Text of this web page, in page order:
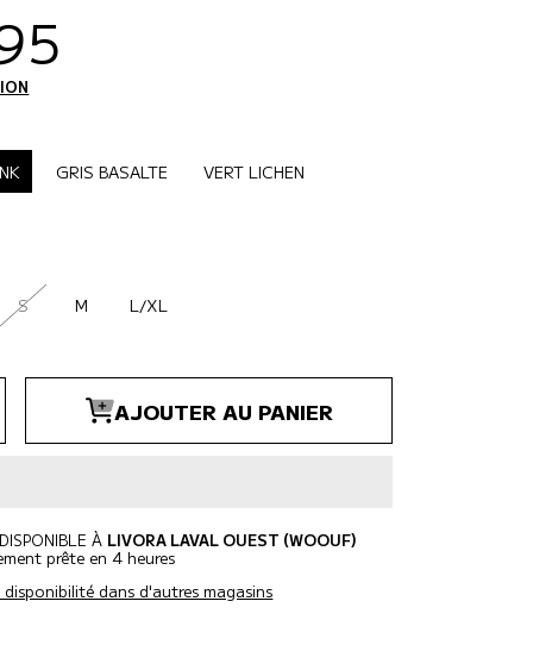
GRIS BASALTE VERT LICHEN
S M L/XL
AJOUTER AU PANIER
À LIVORA LAVAL OUEST (WOOUF)
prête en 4 heures
disponibilité dans d'autres magasins